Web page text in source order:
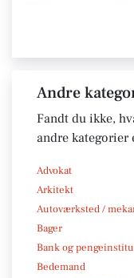
Andre
Fandt du ikke,
andre kategorier
Advokat
Arkitekt
Autoværksted /
Bager
Bank og
Bedemand